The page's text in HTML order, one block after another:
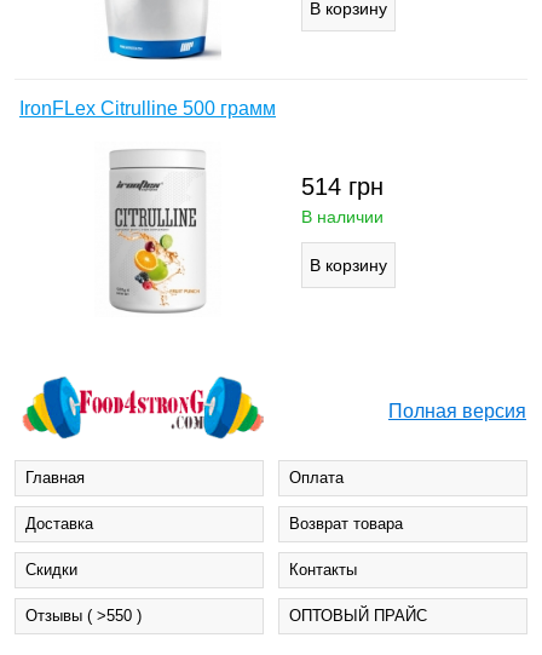
IronFLex Citrulline 500 грамм
514 грн
В наличии
Полная версия
Главная Оплата
Доставка Возврат товара
Cкидки Контакты
Отзывы ( >550 ) ОПТОВЫЙ ПРАЙС